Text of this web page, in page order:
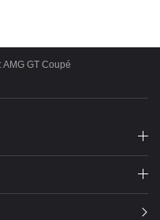
AMG GT Coupé